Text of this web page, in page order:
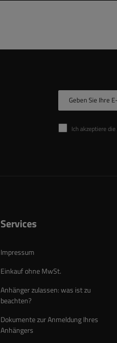
Geben Sie Ihre
Ich akzeptiere
Services
Impressum
Einkauf ohne MwSt.
Anhänger zulassen: was ist zu
beachten?
Dokumente zur Anmeldung Ihres
Anhängers